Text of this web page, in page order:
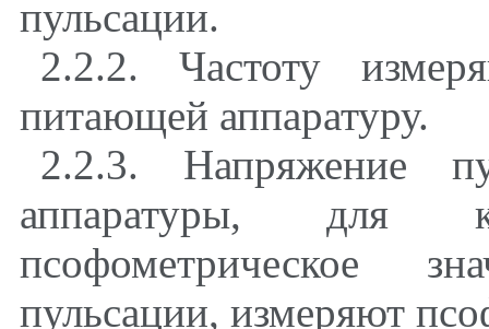
пульсации.
2.2.2. Частоту
питающей аппаратуру.
2.2.3. Напряжение
аппаратуры, для
псофометрическое
пульсации, измеряют